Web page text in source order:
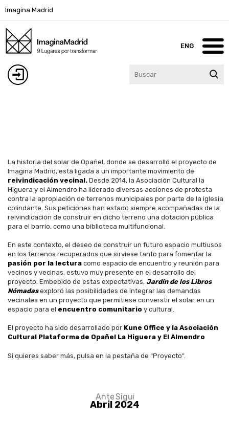
al
contenido
principal
Imagina Madrid
ENG
Participa
Agenda
Contacto
La historia del solar de Opañel, donde se desarrolló el proyecto de
Imagina Madrid, está ligada a un importante movimiento de
reivindicación vecinal. Desde 2014, la Asociación Cultural la
Higuera y el Almendro ha liderado diversas acciones de protesta
contra la apropiación de terrenos municipales por parte de la iglesia
colindante. Sus peticiones han estado siempre acompañadas de la
reivindicación de construir en dicho terreno una dotación pública
para el barrio, como una biblioteca multifuncional.
En este contexto, el deseo de construir un futuro espacio multiusos
en los terrenos recuperados que sirviese tanto para fomentar la
pasión por la lectura como espacio de encuentro y reunión para
vecinos y vecinas, estuvo muy presente en el desarrollo del
proyecto. Embebido de estas expectativas, Jardín de los Libros
Nómadasexploró las posibilidades de integrar las demandas
vecinales en un proyecto que permitiese converstir el solar en un
espacio para el encuentro comunitario y cultural.
El proyecto ha sido desarrollado por Kune Office y la Asociación
Cultural Plataforma de Opañel La Higuera y El Almendro
Si quieres saber más, pulsa en la pestaña de “Proyecto”.
Abril 2024
AnteriorSiguiente